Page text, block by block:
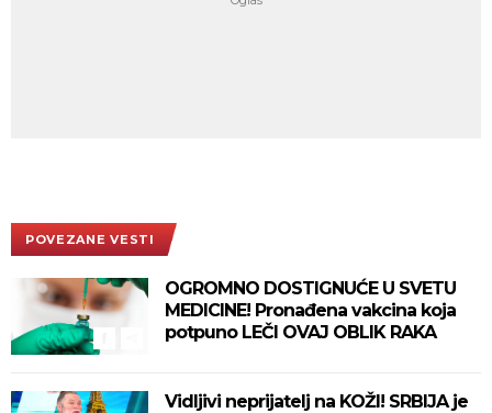
POVEZANE VESTI
OGROMNO DOSTIGNUĆE U SVETU
MEDICINE! Pronađena vakcina koja
potpuno LEČI OVAJ OBLIK RAKA
Vidljivi neprijatelj na KOŽI! SRBIJA je